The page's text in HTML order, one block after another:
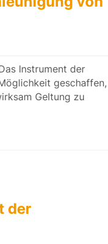
Instrument der
geschaffen,
Geltung zu
der